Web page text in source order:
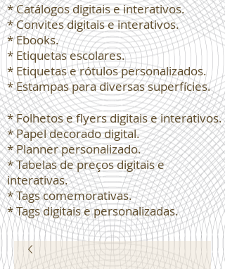
* Catálogos digitais e interativos.
* Convites digitais e interativos.
* Ebooks.
* Etiquetas escolares.
* Etiquetas e rótulos personalizados.
* Estampas para diversas superfícies.
* Folhetos e flyers digitais e interativos.
* Papel decorado digital.
* Planner personalizado.
* Tabelas de preços digitais e
interativas.
* Tags comemorativas.
* Tags digitais e personalizadas.